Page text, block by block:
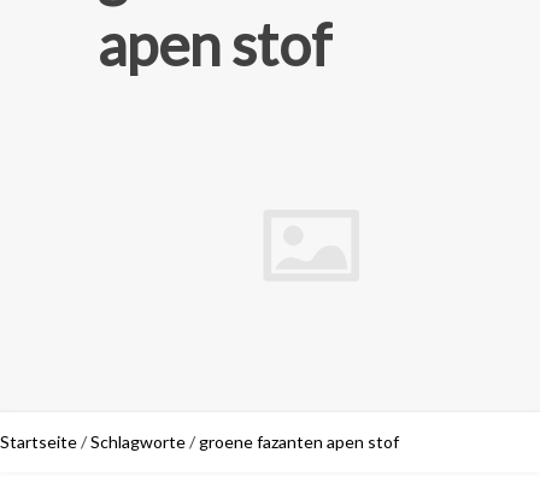
apen stof
Startseite/Schlagworte/groene fazanten apen stof